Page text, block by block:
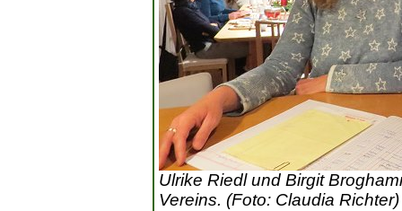
Ulrike Riedl und Birgit
Vereins. (Foto: Claudia Richter)